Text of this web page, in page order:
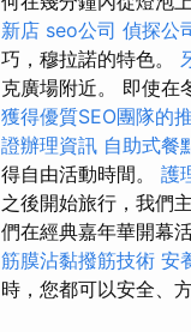
新店 seo公司 偵探公
巧，穆拉諾的特色。
克廣場附近。 即使在
獲得優質SEO團隊的
證辦理資訊 自助式餐
得自由活動時間。 護
之後開始旅行，我們
們在經典嘉年華開幕
筋膜沾黏撥筋技術 安
時，您都可以安全、